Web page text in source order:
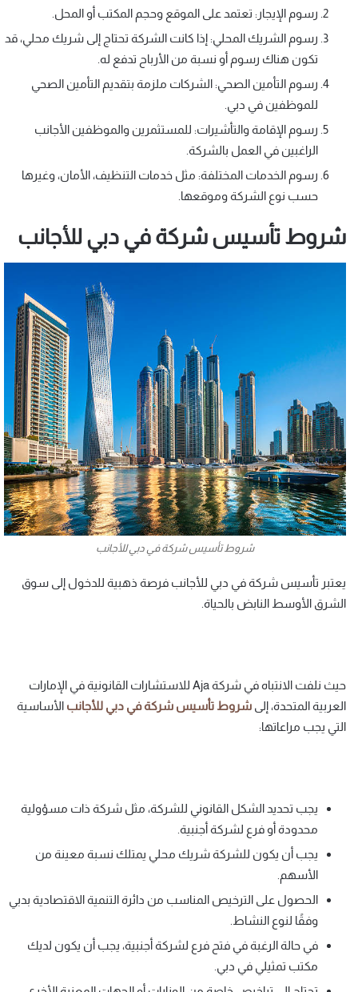
رسوم الإيجار: تعتمد على الموقع وحجم المكتب أو المحل.
رسوم الشريك المحلي: إذا كانت الشركة تحتاج إلى شريك محلي، قد
تكون هناك رسوم أو نسبة من الأرباح تدفع له.
رسوم التأمين الصحي: الشركات ملزمة بتقديم التأمين الصحي
للموظفين في دبي.
رسوم الإقامة والتأشيرات: للمستثمرين والموظفين الأجانب
الراغبين في العمل بالشركة.
رسوم الخدمات المختلفة: مثل خدمات التنظيف، الأمان، وغيرها
حسب نوع الشركة وموقعها.
شروط تأسيس شركة في دبي للأجانب
شروط تأسيس شركة في دبي للأجانب
يعتبر تأسيس شركة في دبي للأجانب فرصة ذهبية للدخول إلى سوق
الشرق الأوسط النابض بالحياة.
حيث نلفت الانتباه في شركة Aja للاستشارات القانونية في الإمارات
العربية المتحدة، إلى شروط تأسيس شركة في دبي للأجانب الأساسية
التي يجب مراعاتها:
يجب تحديد الشكل القانوني للشركة، مثل شركة ذات مسؤولية
محدودة أو فرع لشركة أجنبية.
يجب أن يكون للشركة شريك محلي يمتلك نسبة معينة من
الأسهم.
الحصول على الترخيص المناسب من دائرة التنمية الاقتصادية بدبي
وفقًا لنوع النشاط.
في حالة الرغبة في فتح فرع لشركة أجنبية، يجب أن يكون لديك
مكتب تمثيلي في دبي.